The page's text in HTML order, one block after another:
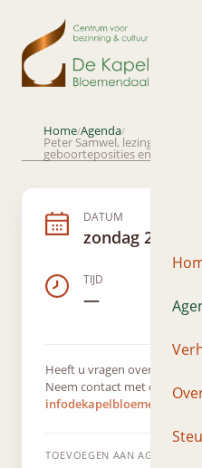
Home/Agenda/
Peter Samwel, lezing: Jij in de
geboorteposities en
DATUM
zondag 29
TIJD
—
Heeft u vragen over dit
Neem contact met ons op via
TOEVOEGEN AAN AGENDA